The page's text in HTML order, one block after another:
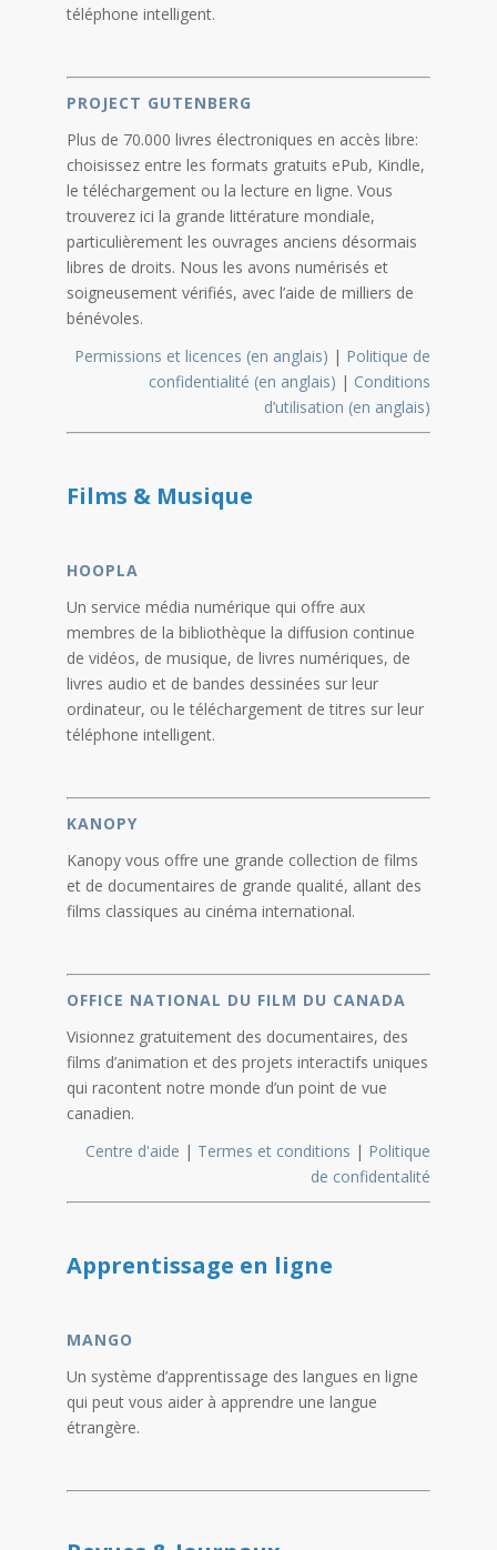
téléphone intelligent.
PROJECT GUTENBERG
Plus de 70.000 livres électroniques en accès libre:
choisissez entre les formats gratuits ePub, Kindle,
le téléchargement ou la lecture en ligne. Vous
trouverez ici la grande littérature mondiale,
particulièrement les ouvrages anciens désormais
libres de droits. Nous les avons numérisés et
soigneusement vérifiés, avec l’aide de milliers de
bénévoles.
Permissions et licences (en anglais) | Politique de
confidentialité (en anglais) | Conditions
d’utilisation (en anglais)
Films & Musique
HOOPLA
Un service média numérique qui offre aux
membres de la bibliothèque la diffusion continue
de vidéos, de musique, de livres numériques, de
livres audio et de bandes dessinées sur leur
ordinateur, ou le téléchargement de titres sur leur
téléphone intelligent.
KANOPY
Kanopy vous offre une grande collection de films
et de documentaires de grande qualité, allant des
films classiques au cinéma international.
OFFICE NATIONAL DU FILM DU CANADA
Visionnez gratuitement des documentaires, des
films d’animation et des projets interactifs uniques
qui racontent notre monde d’un point de vue
canadien.
Centre d'aide | Termes et conditions | Politique
de confidentalité
Apprentissage en ligne
MANGO
Un système d’apprentissage des langues en ligne
qui peut vous aider à apprendre une langue
étrangère.